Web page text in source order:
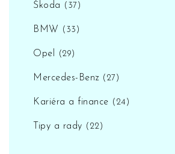
Škoda (37)
BMW (33)
Opel (29)
Mercedes-Benz (27)
Kariéra a finance (24)
Tipy a rady (22)